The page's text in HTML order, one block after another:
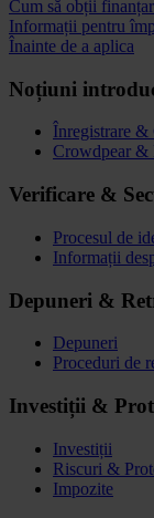
Cum să obții
Informații pentru
Înainte de a aplica
Noțiuni
Înregistrare &
Crowdpear &
Verificare &
Procesul de
Informații
Depuneri &
Depuneri
Proceduri de
Investiții &
Investiții
Riscuri &
Impozite